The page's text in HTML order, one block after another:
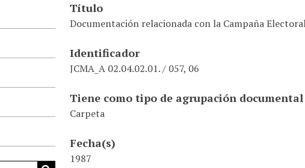
Título
Documentación relacionada con la Campaña
Identificador
JCMA_A 02.04.02.01. / 057, 06
Tiene como tipo de agrupación documental
Carpeta
Fecha(s)
1987